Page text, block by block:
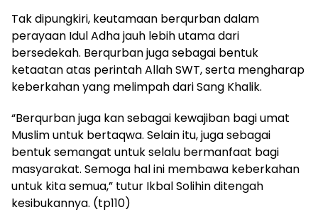
Tak dipungkiri, keutamaan berqurban dalam
perayaan Idul Adha jauh lebih utama dari
bersedekah. Berqurban juga sebagai bentuk
ketaatan atas perintah Allah SWT, serta mengharap
keberkahan yang melimpah dari Sang Khalik.
“Berqurban juga kan sebagai kewajiban bagi umat
Muslim untuk bertaqwa. Selain itu, juga sebagai
bentuk semangat untuk selalu bermanfaat bagi
masyarakat. Semoga hal ini membawa keberkahan
untuk kita semua,” tutur Ikbal Solihin ditengah
kesibukannya. (tp110)